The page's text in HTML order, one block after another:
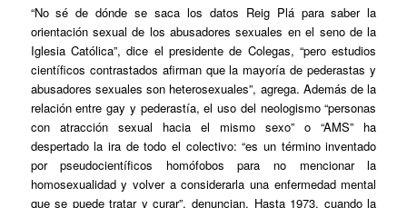
“No sé de dónde se saca los datos Reig Plá para saber la
orientación sexual de los abusadores sexuales en el seno de la
Iglesia Católica”, dice el presidente de Colegas, “pero estudios
científicos contrastados afirman que la mayoría de pederastas y
abusadores sexuales son heterosexuales”, agrega. Además de la
relación entre gay y pederastía, el uso del neologismo “personas
con atracción sexual hacia el mismo sexo” o “AMS” ha
despertado la ira de todo el colectivo: “es un término inventado
por pseudocientíficos homófobos para no mencionar la
homosexualidad y volver a considerarla una enfermedad mental
que se puede tratar y curar”, denuncian. Hasta 1973, cuando la